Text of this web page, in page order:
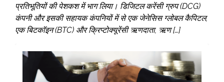
प्रतिभूतियों की पेशकश में भाग लिया। डिजिटल करेंसी ग्रुप (DCG)
कंपनी और इसकी सहायक कंपनियों में से एक जेनेसिस ग्लोबल कैपिटल,
एक बिटकॉइन (BTC) और क्रिप्टोक्यूरेंसी ऋणदाता, ऋण […]